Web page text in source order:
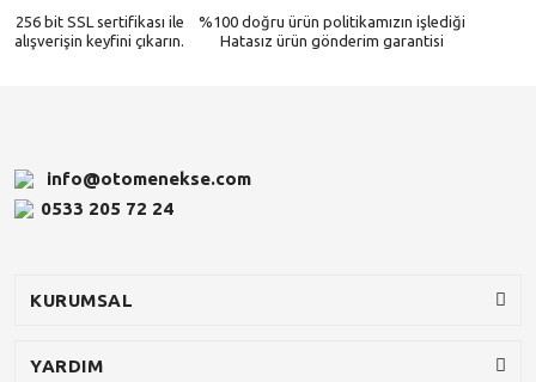
256 bit SSL sertifikası ile
alışverişin keyfini çıkarın.
%100 doğru ürün politikamızın işlediği
Hatasız ürün gönderim garantisi
info@otomenekse.com
0533 205 72 24
KURUMSAL
YARDIM